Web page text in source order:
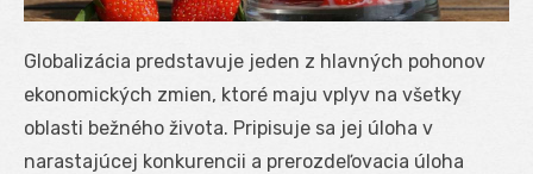
Globalizácia predstavuje jeden z hlavných pohonov
ekonomických zmien, ktoré maju vplyv na všetky
oblasti bežného života. Pripisuje sa jej úloha v
narastajúcej konkurencii a prerozdeľovacia úloha